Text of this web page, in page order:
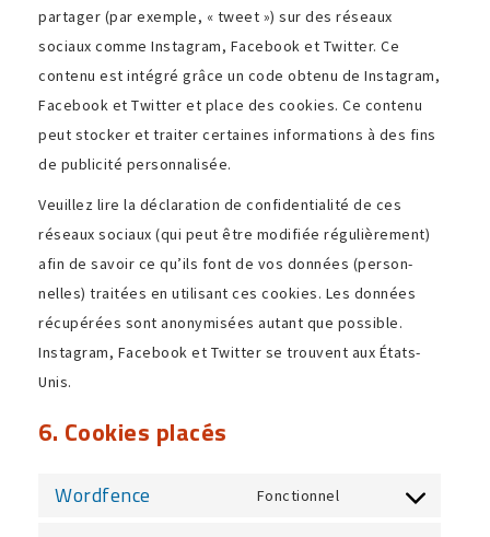
partager (par exemple, « tweet ») sur des réseaux
sociaux comme Instagram, Facebook et Twitter. Ce
contenu est intégré grâce un code obtenu de Instagram,
Facebook et Twitter et place des cookies. Ce contenu
peut stocker et traiter certaines infor­ma­tions à des fins
de publi­cité personnalisée.
Veuillez lire la décla­ra­tion de confi­den­tia­lité de ces
réseaux sociaux (qui peut être modi­fiée régu­liè­re­ment)
afin de savoir ce qu’ils font de vos données (person­
nelles) trai­tées en utili­sant ces cookies. Les données
récu­pé­rées sont anony­mi­sées autant que possible.
Instagram, Facebook et Twitter se trouvent aux États-
Unis.
6. Cookies placés
Wordfence Fonctionnel
Consent